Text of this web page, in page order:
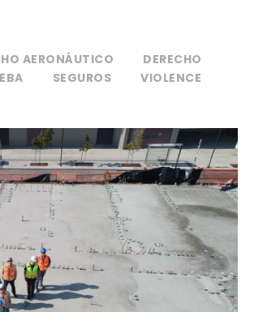
AERONÁUTICO
DERECHO
SEGUROS VIOLENCE